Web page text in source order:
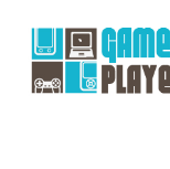
contenuto